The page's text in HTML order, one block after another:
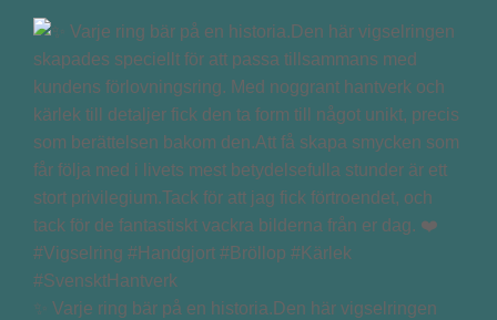
✨ Varje ring bär på en historia.Den här vigselringen